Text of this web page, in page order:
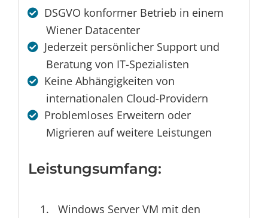
DSGVO konformer Betrieb in einem
Wiener Datacenter
Jederzeit persönlicher Support und
Beratung von IT-Spezialisten
Keine Abhängigkeiten von
internationalen Cloud-Providern
Problemloses Erweitern oder
Migrieren auf weitere Leistungen
Leistungsumfang:
Windows Server VM mit den